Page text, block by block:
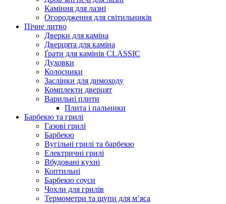
Каміння для лазні
Огородження для світильників
Пічне литво
Дверки для каміна
Дверцята для каміна
Ґрати для камінів CLASSIC
Духовки
Колосники
Заслінки для димоходу
Комплекти дверцят
Варильні плити
Плита і пальники
Барбекю та грилі
Газові грилі
Барбекю
Вугільні грилі та барбекю
Електричні грилі
Вбудовані кухні
Коптильні
Барбекю соуси
Чохли для грилів
Термометри та щупи для м’яса